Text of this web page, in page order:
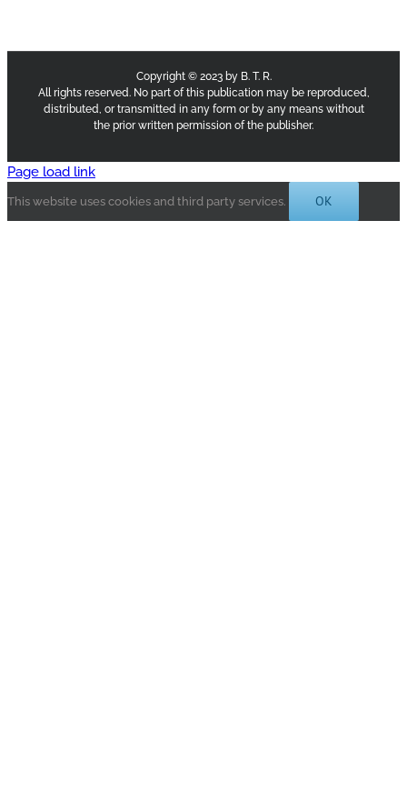
Copyright © 2023 by B. T. R.
All rights reserved. No part of this publication may be reproduced,
distributed, or transmitted in any form or by any means without
the prior written permission of the publisher.
Page load link
This website uses cookies and third party services. OK